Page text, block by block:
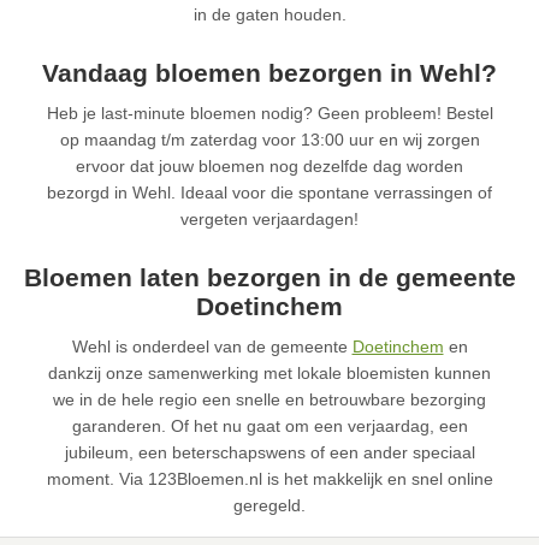
in de gaten houden.
Vandaag bloemen bezorgen in Wehl?
Heb je last-minute bloemen nodig? Geen probleem! Bestel
op maandag t/m zaterdag voor 13:00 uur en wij zorgen
ervoor dat jouw bloemen nog dezelfde dag worden
bezorgd in Wehl. Ideaal voor die spontane verrassingen of
vergeten verjaardagen!
Bloemen laten bezorgen in de gemeente
Doetinchem
Wehl is onderdeel van de gemeente Doetinchem en
dankzij onze samenwerking met lokale bloemisten kunnen
we in de hele regio een snelle en betrouwbare bezorging
garanderen. Of het nu gaat om een verjaardag, een
jubileum, een beterschapswens of een ander speciaal
moment. Via 123Bloemen.nl is het makkelijk en snel online
geregeld.